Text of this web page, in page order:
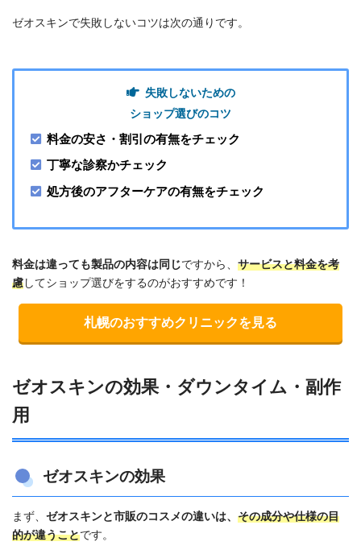
ゼオスキンで失敗しないコツは次の通りです。
失敗しないための
ショップ選びのコツ
料金の安さ・割引の有無をチェック
丁寧な診察かチェック
処方後のアフターケアの有無をチェック
料金は違っても製品の内容は同じですから、 サービスと料金を考
慮してショップ選びをするのがおすすめです！
札幌のおすすめクリニックを見る
ゼオスキンの効果・ダウンタイム・副作
用
ゼオスキンの効果
まず、 ゼオスキンと市販のコスメの違いは、 その成分や仕様の目
的が違うことです。